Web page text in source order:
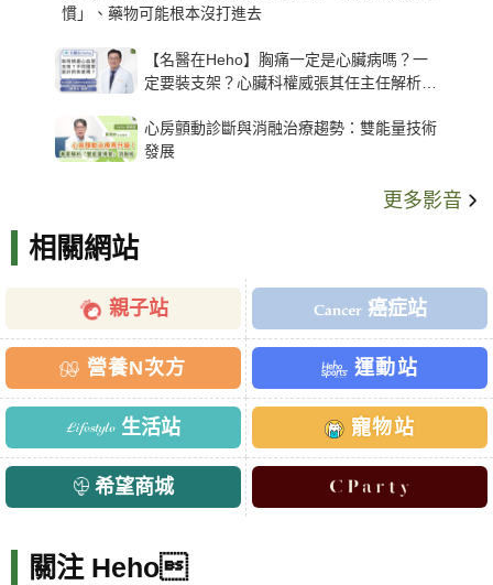
慣」、藥物可能根本沒打進去
【名醫在Heho】胸痛一定是心臟病嗎？一
定要裝支架？心臟科權威張其任主任解析支
心房顫動診斷與消融治療趨勢：雙能量技術
發展
更多影音
相關網站
親子站 癌症站
營養N次方 運動站
生活站 寵物站
希望商城
關注 Heho